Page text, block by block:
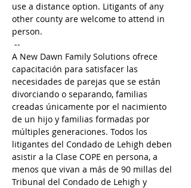
use a distance option. Litigants of any
other county are welcome to attend in
person.
--
A New Dawn Family Solutions ofrece
capacitación para satisfacer las
necesidades de parejas que se están
divorciando o separando, familias
creadas únicamente por el nacimiento
de un hijo y familias formadas por
múltiples generaciones. Todos los
litigantes del Condado de Lehigh deben
asistir a la Clase COPE en persona, a
menos que vivan a más de 90 millas del
Tribunal del Condado de Lehigh y